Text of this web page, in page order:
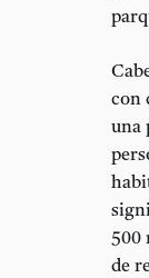
con
una
500
de